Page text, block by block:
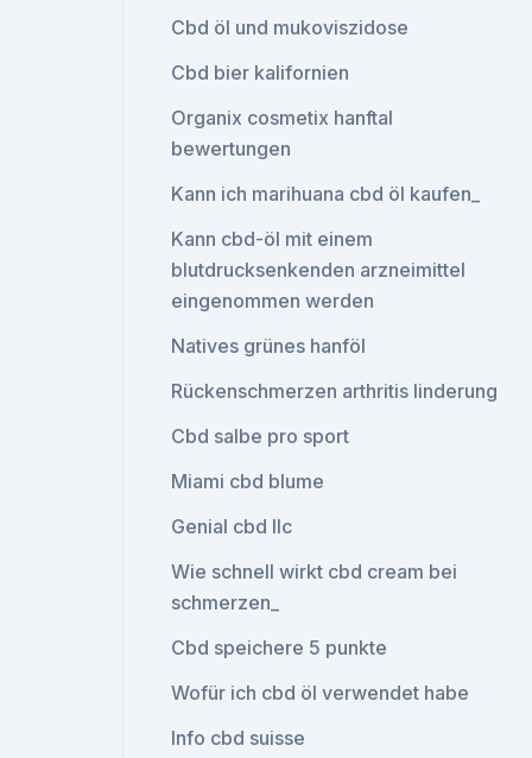
Cbd öl und mukoviszidose
Cbd bier kalifornien
Organix cosmetix hanftal
bewertungen
Kann ich marihuana cbd öl kaufen_
Kann cbd-öl mit einem
blutdrucksenkenden arzneimittel
eingenommen werden
Natives grünes hanföl
Rückenschmerzen arthritis linderung
Cbd salbe pro sport
Miami cbd blume
Genial cbd llc
Wie schnell wirkt cbd cream bei
schmerzen_
Cbd speichere 5 punkte
Wofür ich cbd öl verwendet habe
Info cbd suisse